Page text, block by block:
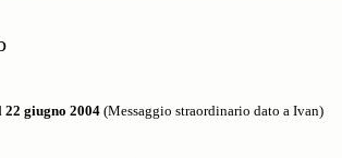
22 giugno 2004 (Messaggio straordinario dato a Ivan)